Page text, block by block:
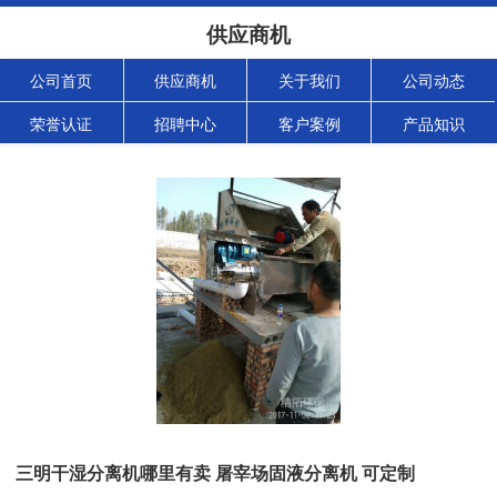
供应商机
公司首页 供应商机 关于我们 公司动态
荣誉认证 招聘中心 客户案例 产品知识
三明干湿分离机哪里有卖 屠宰场固液分离机 可定制